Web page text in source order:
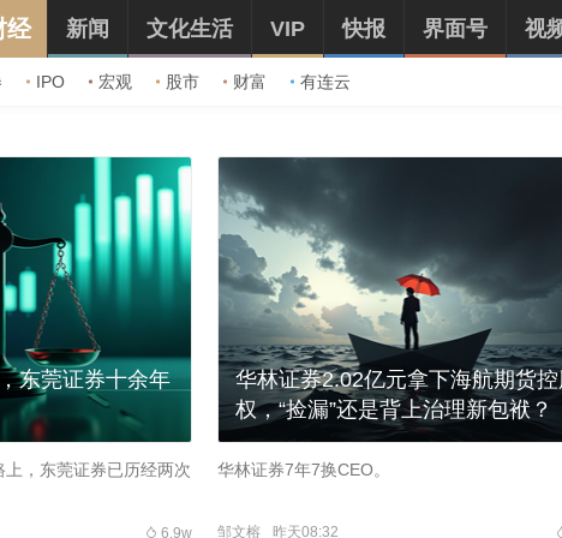
经
IPO 宏观 股市 财富 有连云
新闻 文化生活 VIP 快报 界面号 视
东莞证券十余年
，东莞证券已历经两次
6.9w
华林证券2.02亿元拿下海航期货
权，“捡漏”还是背上治理新包袱？
华林证券7年7换CEO。
邹文榕 昨天08:32